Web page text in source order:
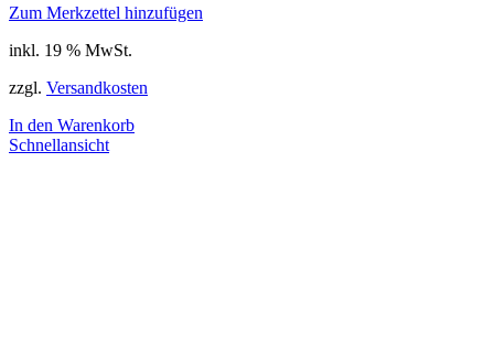
Zum Merkzettel hinzufügen
inkl. 19 % MwSt.
zzgl. Versandkosten
In den Warenkorb
Schnellansicht